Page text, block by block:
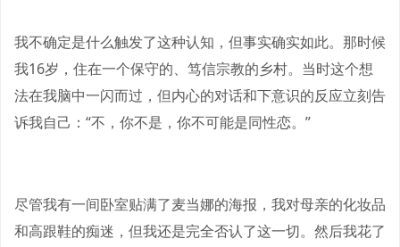
我不确定是什么触发了这种认知，但事实确实如此。那时候
我16岁，住在一个保守的、笃信宗教的乡村。当时这个想
法在我脑中一闪而过，但内心的对话和下意识的反应立刻告
诉我自己：“不，你不是，你不可能是同性恋。”
尽管我有一间卧室贴满了麦当娜的海报，我对母亲的化妆品
和高跟鞋的痴迷，但我还是完全否认了这一切。然后我花了